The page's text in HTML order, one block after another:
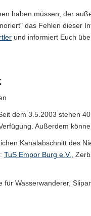
haben müssen, der
das Fehlen dieser
und informiert Euch
Seit dem 3.5.2003 stehen
Außerdem
Kanalabschnitt des
TuS Empor Burg e.V. ,
für Wasserwanderer,